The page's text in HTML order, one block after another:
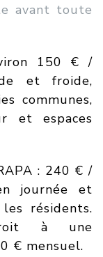
avant toute
150 € /
et froide,
communes,
et espaces
: 240 € /
journée et
résidents.
à une
€ mensuel.